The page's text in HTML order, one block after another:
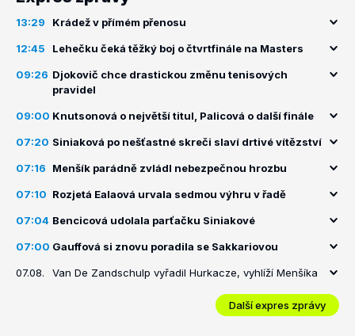
13:29 Krádež v přímém přenosu
12:45 Lehečku čeká těžký boj o čtvrtfinále na Masters
09:26 Djokovič chce drastickou změnu tenisových
pravidel
09:00 Knutsonová o největší titul, Palicová o další finále
07:20 Siniaková po nešťastné skreči slaví drtivé vítězství
07:16 Menšík parádně zvládl nebezpečnou hrozbu
07:10 Rozjetá Ealaová urvala sedmou výhru v řadě
07:04 Bencicová udolala parťačku Siniakové
07:00 Gauffová si znovu poradila se Sakkariovou
07.08. Van De Zandschulp vyřadil Hurkacze, vyhlíží Menšíka
Další expres zprávy